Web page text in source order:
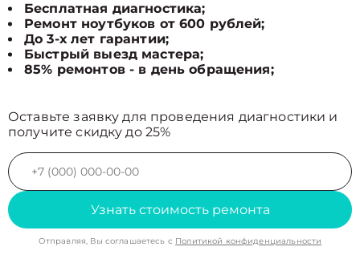
Бесплатная диагностика;
Ремонт ноутбуков от 600 рублей;
До 3-х лет гарантии;
Быстрый выезд мастера;
85% ремонтов - в день обращения;
Оставьте заявку для проведения диагностики и
получите скидку до 25%
Узнать стоимость ремонта
Отправляя, Вы соглашаетесь с Политикой конфиденциальности